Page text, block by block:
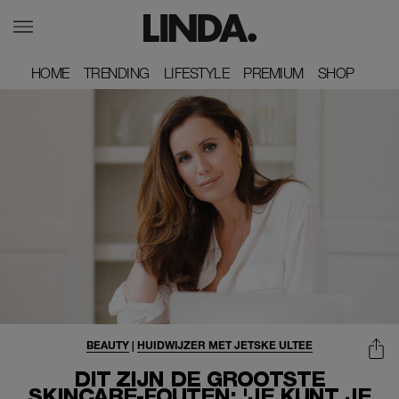
HOME
HOME TRENDING
TRENDING LIFESTYLE
LIFESTYLE PREMIUM
PREMIUM SHOP
SHOP
DIT ZIJN DE GROOTSTE
BEAUTY | HUIDWIJZER MET JETSKE ULTEE